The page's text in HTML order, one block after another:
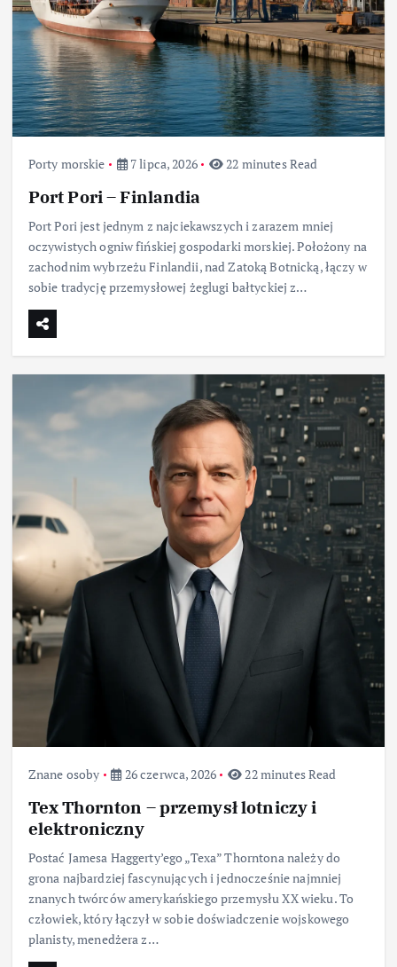
Porty morskie 7 lipca, 2026 22 minutes Read
Port Pori – Finlandia
Port Pori jest jednym z najciekawszych i zarazem mniej
oczywistych ogniw fińskiej gospodarki morskiej. Położony na
zachodnim wybrzeżu Finlandii, nad Zatoką Botnicką, łączy w
sobie tradycję przemysłowej żeglugi bałtyckiej z…
Znane osoby 26 czerwca, 2026 22 minutes Read
Tex Thornton – przemysł lotniczy i
elektroniczny
Postać Jamesa Haggerty’ego „Texa” Thorntona należy do
grona najbardziej fascynujących i jednocześnie najmniej
znanych twórców amerykańskiego przemysłu XX wieku. To
człowiek, który łączył w sobie doświadczenie wojskowego
planisty, menedżera z…